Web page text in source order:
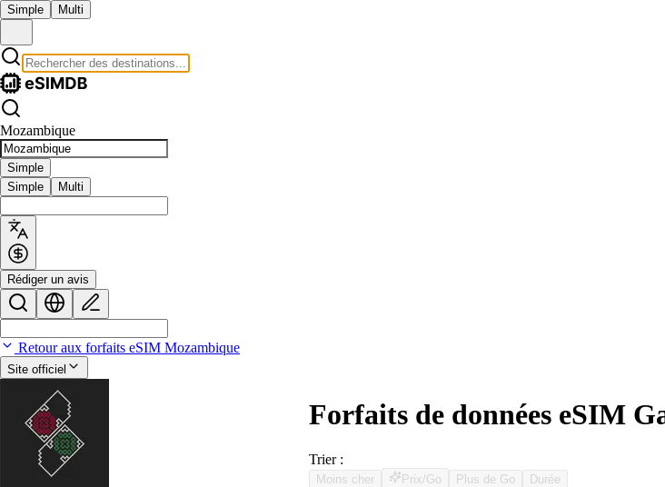
Simple Multi
Mozambique
Simple
Simple
Multi
Rédiger un avis
Retour aux forfaits eSIM Mozambique
Site officiel
Forfaits de données eSIM
Trier :
Moins cher Prix/Go Plus de Go Durée